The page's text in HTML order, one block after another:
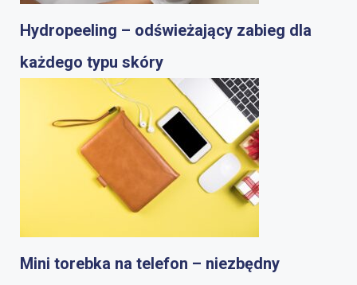
Hydropeeling – odświeżający zabieg dla
każdego typu skóry
Mini torebka na telefon – niezbędny